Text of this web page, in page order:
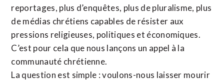
reportages, plus d’enquêtes, plus de pluralisme, plus
de médias chrétiens capables de résister aux
pressions religieuses, politiques et économiques.
C’est pour cela que nous lançons un appel à la
communauté chrétienne.
La question est simple : voulons-nous laisser mourir